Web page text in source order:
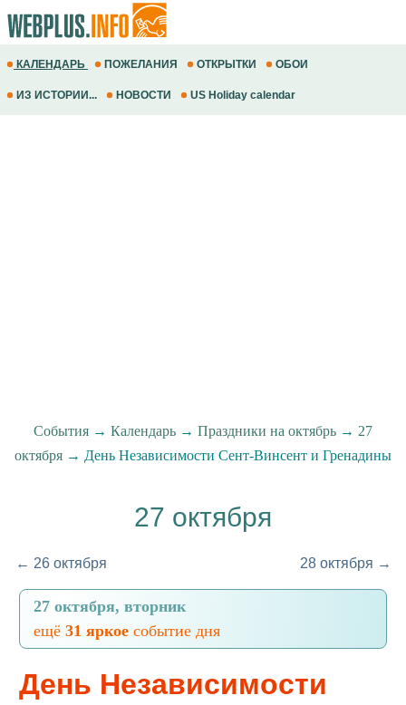
КАЛЕНДАРЬ ПОЖЕЛАНИЯ ОТКРЫТКИ ОБОИ
ИЗ ИСТОРИИ... НОВОСТИ US Holiday calendar
События → Календарь → Праздники на октябрь → 27
октября → День Независимости Сент-Винсент и Гренадины
27 октября
← 26 октября 28 октября →
27 октября, вторник
ещё 31 яркое событие дня
День Независимости